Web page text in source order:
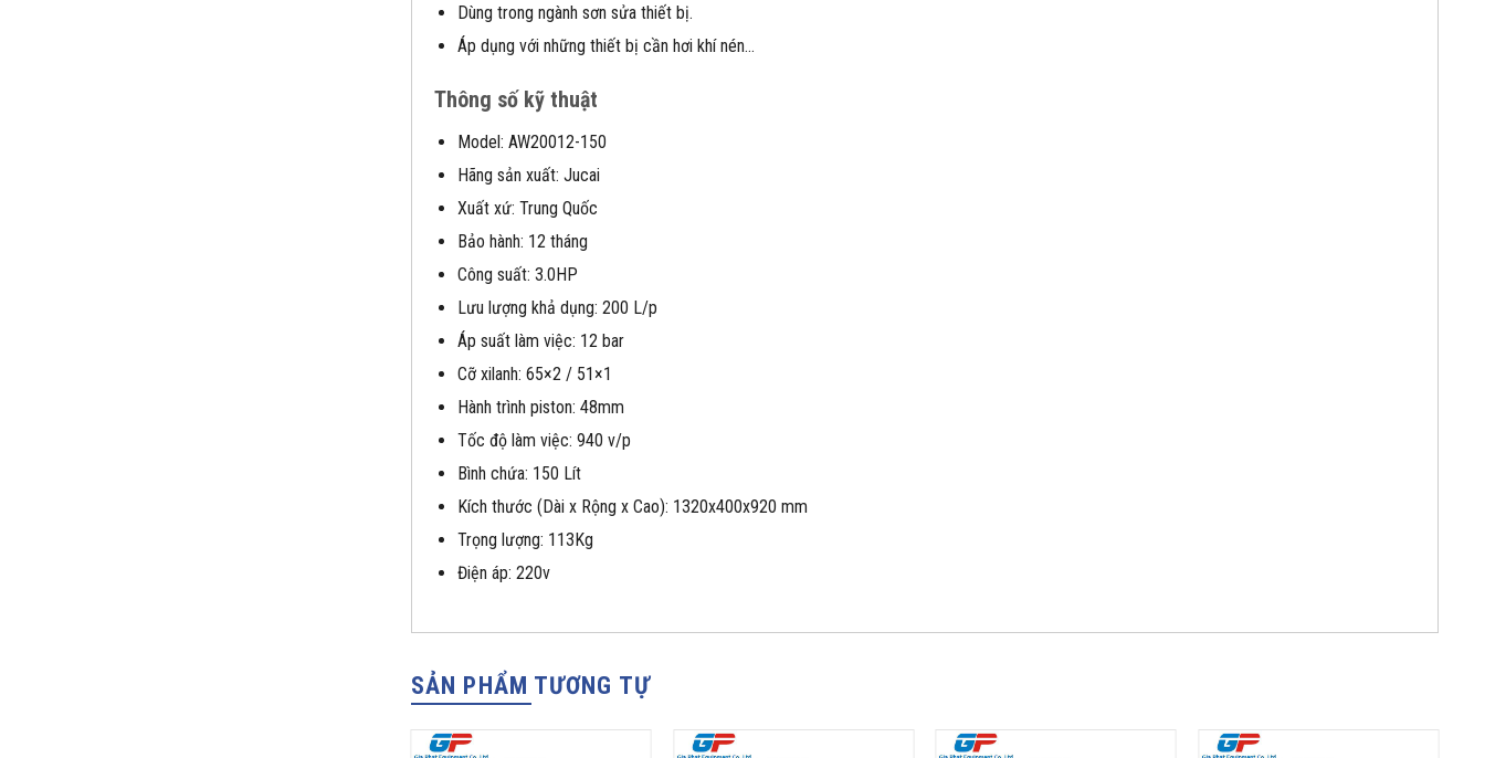
Dùng trong ngành sơn sửa thiết bị.
Áp dụng với những thiết bị cần hơi khí nén…
Thông số kỹ thuật
Model: AW20012-150
Hãng sản xuất: Jucai
Xuất xứ: Trung Quốc
Bảo hành: 12 tháng
Công suất: 3.0HP
Lưu lượng khả dụng: 200 L/p
Áp suất làm việc: 12 bar
Cỡ xilanh: 65×2 / 51×1
Hành trình piston: 48mm
Tốc độ làm việc: 940 v/p
Bình chứa: 150 Lít
Kích thước (Dài x Rộng x Cao): 1320x400x920 mm
Trọng lượng: 113Kg
Điện áp: 220v
SẢN PHẨM TƯƠNG TỰ